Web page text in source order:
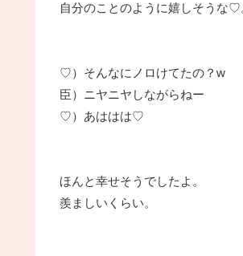
自分のことのように嬉しそうな♡
♡）そんなにノロけてたの？w
臣）ニヤニヤしながらねー
♡）あははは♡
ほんと幸せそうでしたよ。
羨ましいくらい。